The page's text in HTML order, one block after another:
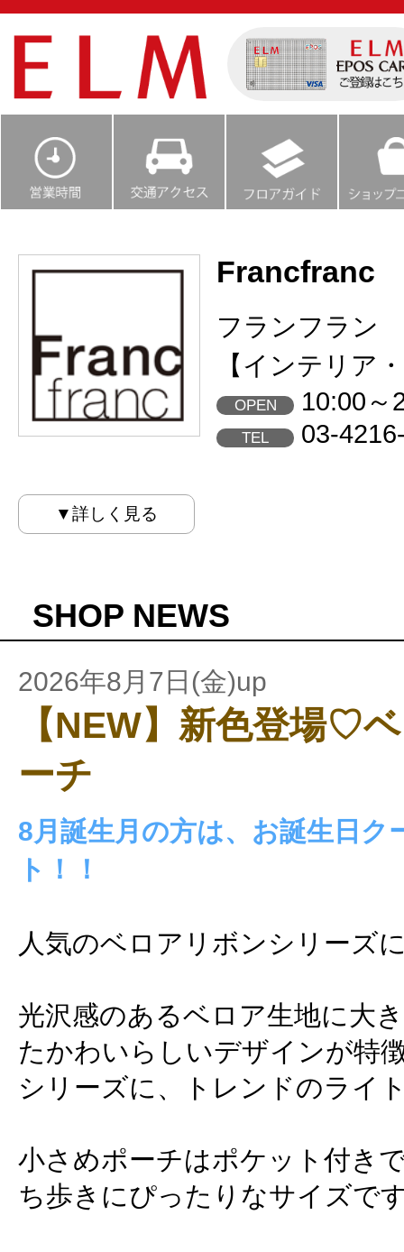
Francfranc
フランフラン
【インテリア
OPEN 10:00～
TEL 03-
▼詳しく見る
SHOP NEWS
2026年8月7日(金)up
【NEW】新色登場♡
ーチ
8月誕生月の方は、お誕生日ク
ト！！
人気のベロアリボンシリーズ
光沢感のあるベロア生地に大
たかわいらしいデザインが特
シリーズに、トレンドのライ
小さめポーチはポケット付き
ち歩きにぴったりなサイズで